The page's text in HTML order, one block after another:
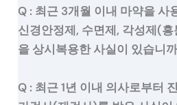
Q : 최근 3개월 이내 마약을 사
신경안정제, 수면제, 각성제(
을 상시복용한 사실이 있습니
Q : 최근 1년 이내 의사로부터